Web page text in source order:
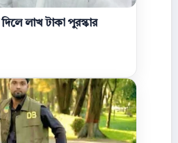
লাখ টাকা পুরস্কার